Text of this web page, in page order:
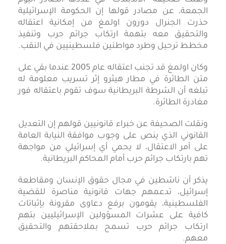
الجمعة، عن مصادر قولها إن الحكومة الإسرائيلية
حذرت الجنرال دورون اولمغ من إمكانية اعتقاله
والتحقيق معه بتهمة ارتكاب جرائم حرب وتنفيذ
مخطط ترحيل وطرد مواطنين فلسطينيين في النقب.
وكان اولمغ قد تجنب اعتقاله عام 2005 عندما بقي على
متن الطائرة في مطار هيثرو إثر تسريب معلومة له
تبلغه أن الشرطة البريطانية سوف تقوم باعتقاله فور
مغادرة الطائرة.
ونقلت الصحيفة عن خبراء قانونيين قولهم إن التعديل
القانوني الذي ينص على وجوب موافقة النيابة العامة
على أمر الاعتقال، لا يحمي أي إسرائيلي من مواجهة
تهم بارتكاب جرائم حرب أمام المحاكم البريطانية.
يذكر أن ناشطين في مجال حقوق الإنسان ومقاطعة
إسرائيل، تدعمهم جهات قانونية مناصرة للقضية
الفلسطينية، يقومون برفع دعاوى مقرونة بإثباتات
كافية على عشرات المسؤولين الإسرائيليين بتهم
ارتكاب جرائم حرب تسمح بملاحقتهم والتحقيق
معهم.